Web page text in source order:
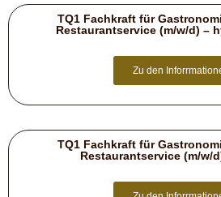
TQ1 Fachkraft für
Restaurantservice (m/w/d) –
Zu den
TQ1 Fachkraft für
Restaurantservice (m/w/